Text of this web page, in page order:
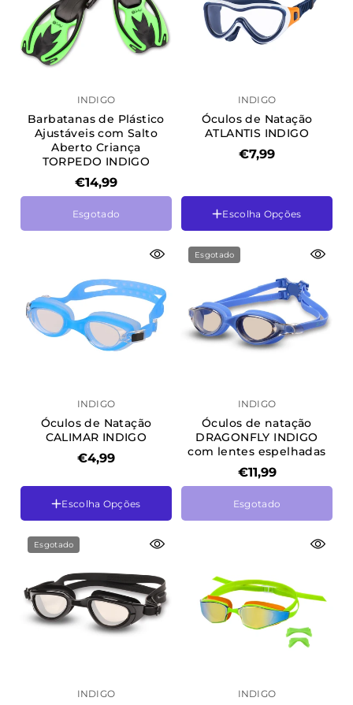
INDIGO
Barbatanas de Plástico
Ajustáveis com Salto
Aberto Criança
TORPEDO INDIGO
€14,99
Tamanho
Esgotado
INDIGO
Óculos de Natação
ATLANTIS INDIGO
€7,99
Cor
Azul
Escolha Opções
INDIGO
Óculos de Natação
CALIMAR INDIGO
€4,99
Cor
Azul
Cinza
Escolha Opções
Esgotado
INDIGO
Óculos de natação
DRAGONFLY INDIGO
com lentes espelhadas
€11,99
Azul
Esgotado
Esgotado
INDIGO INDIGO